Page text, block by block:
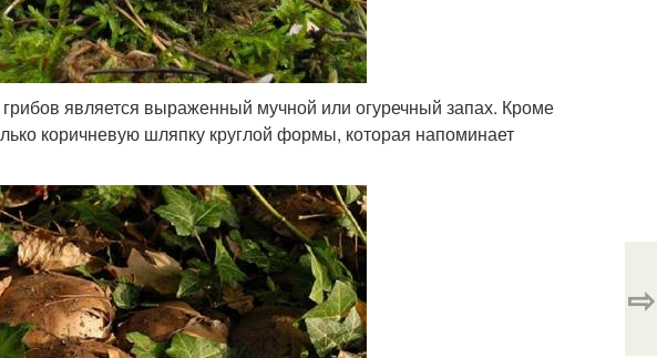
является выраженный мучной или огуречный запах. Кроме
коричневую шляпку круглой формы, которая напоминает
⇨